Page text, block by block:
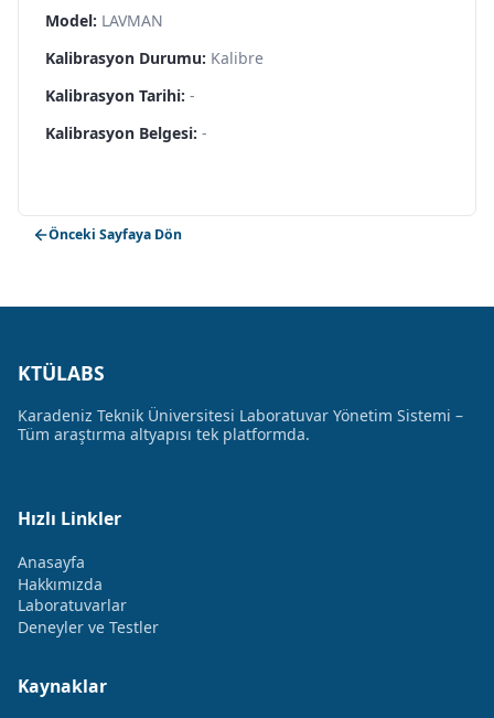
Model: LAVMAN
Kalibrasyon Durumu: Kalibre
Kalibrasyon Tarihi: -
Kalibrasyon Belgesi: -
Önceki Sayfaya Dön
KTÜLABS
Karadeniz Teknik Üniversitesi Laboratuvar Yönetim Sistemi –
Tüm araştırma altyapısı tek platformda.
Hızlı Linkler
Anasayfa
Hakkımızda
Laboratuvarlar
Deneyler ve Testler
Kaynaklar